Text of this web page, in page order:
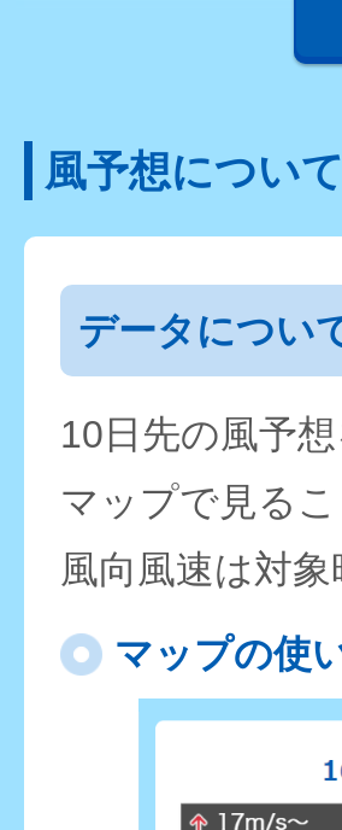
風予想について
データについ
10日先の風予
マップで見る
風向風速は対
マップの使